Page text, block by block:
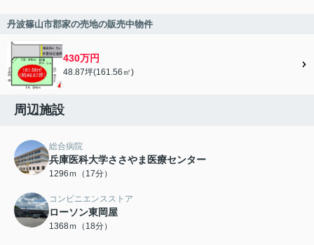
丹波篠山市郡家の売地の販売中物件
430万円
48.87坪(161.56㎡)
周辺施設
総合病院
兵庫医科大学ささやま医療センター
1296ｍ（17分）
コンビニエンスストア
ローソン東岡屋
1368ｍ（18分）